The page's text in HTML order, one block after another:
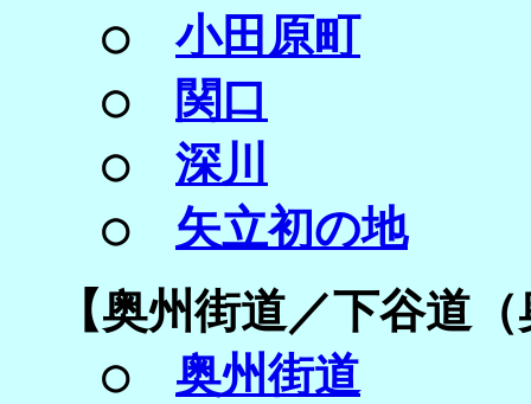
○小田原町
○
関口
○ 深川
○ 矢立初の地
【奥州街道／下谷道
○ 奥州街道